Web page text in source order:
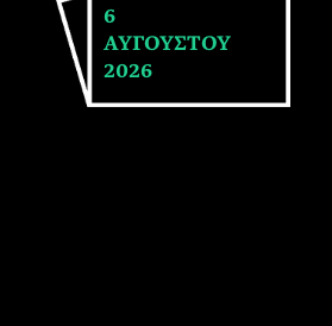
6
ΑΥΓΟΥΣΤΟΥ
2026